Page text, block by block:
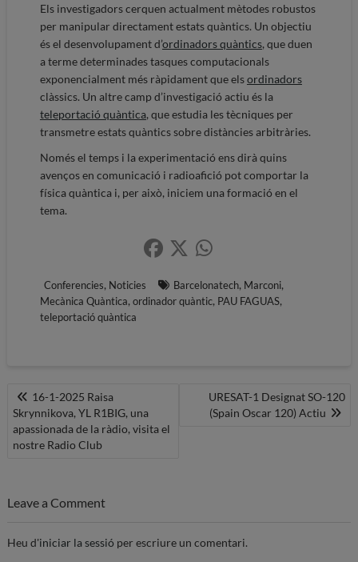
Els investigadors cerquen actualment mètodes robustos
per manipular directament estats quàntics. Un objectiu
és el desenvolupament d’ordinadors quàntics, que duen
a terme determinades tasques computacionals
exponencialment més ràpidament que elsordinadors
clàssics. Un altre camp d’investigació actiu és la
teleportació quàntica, que estudia les tècniques per
transmetre estats quàntics sobre distàncies arbitràries.
Només el temps i la experimentació ens dirà quins
avenços en comunicació i radioafició pot comportar la
física quàntica i, per això, iniciem una formació en el
tema.
Conferencies, Noticies Barcelonatech, Marconi,
Mecànica Quàntica, ordinador quàntic, PAU FAGUAS,
teleportació quàntica
Navegació
d'entrades
16-1-2025 Raisa
Skrynnikova, YL R1BIG, una
apassionada de la ràdio, visita el
nostre Radio Club
URESAT-1 Designat SO-120
(Spain Oscar 120) Actiu
Leave a Comment
Heu d'iniciar la sessióper escriure un comentari.